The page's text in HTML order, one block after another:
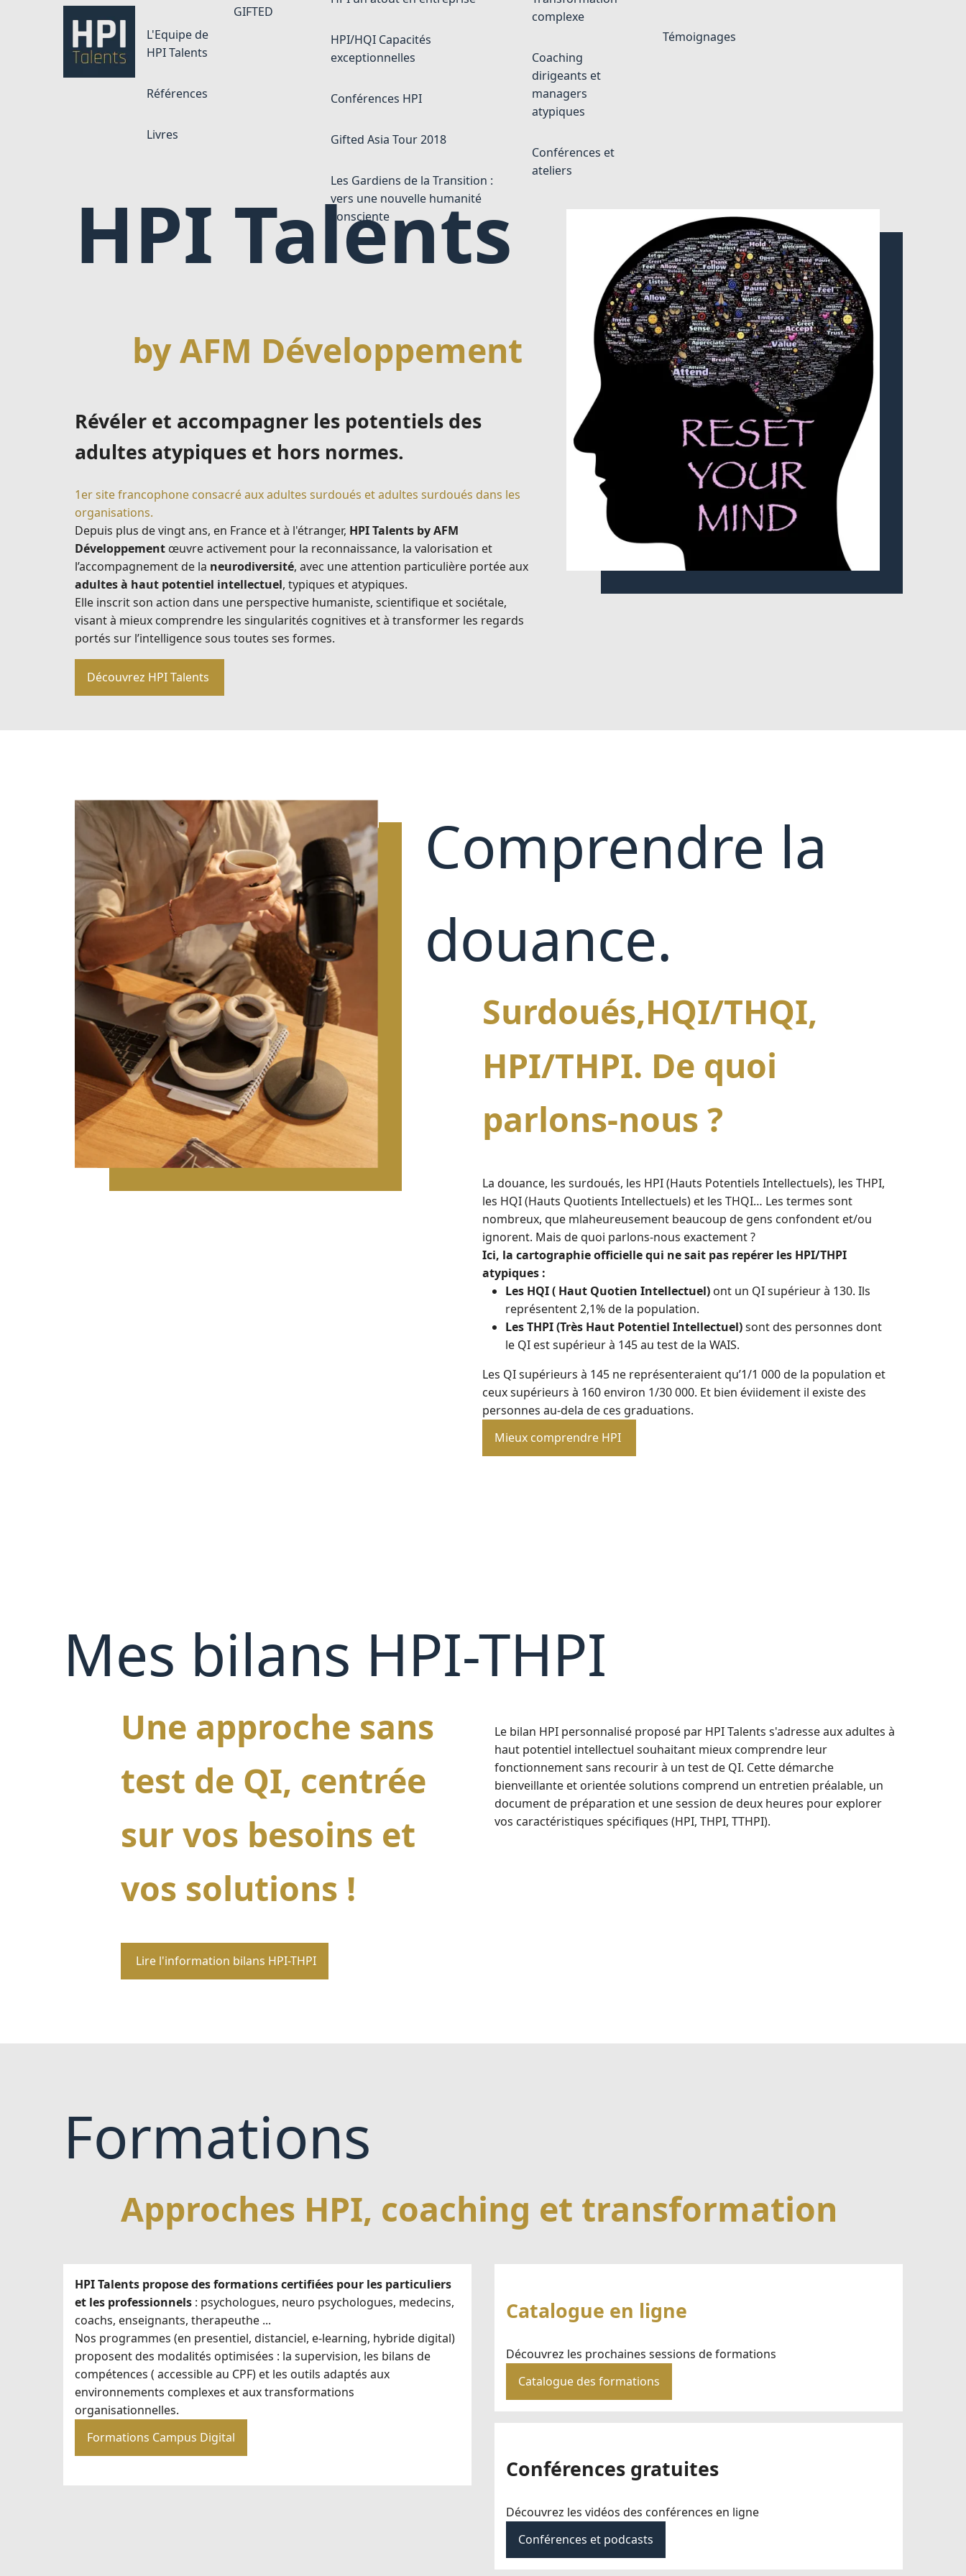
L'Equipe de
HPI Talents
Références
Livres
GIFTED
HPI/HQI Capacités
exceptionnelles
Conférences HPI
Gifted Asia Tour 2018
Les Gardiens de la Transition :
vers une nouvelle humanité
consciente
complexe
Coaching
dirigeants et
managers
atypiques
Conférences et
ateliers
Témoignages
HPI Talents
by AFM Développement
Révéler et accompagner les potentiels des
adultes atypiques et hors normes.
1er site francophone consacré aux adultes surdoués et adultes surdoués dans les
organisations.
Depuis plus de vingt ans, en France et à l'étranger, HPI Talents by AFM
Développementœuvre activement pour la reconnaissance, la valorisation et
l’accompagnement de la neurodiversité, avec une attention particulière portée aux
adultes à haut potentiel intellectuel, typiques et atypiques.
Elle inscrit son action dans une perspective humaniste, scientifique et sociétale,
visant à mieux comprendre les singularités cognitives et à transformer les regards
portés sur l’intelligence sous toutes ses formes.
Découvrez HPI Talents
Comprendre la
douance.
Surdoués,HQI/THQI,
HPI/THPI. De quoi
parlons-nous ?
La douance, les surdoués, les HPI (Hauts Potentiels Intellectuels), les THPI,
les HQI (Hauts Quotients Intellectuels) et les THQI… Les termes sont
nombreux, que mlaheureusement beaucoup de gens confondent et/ou
ignorent. Mais de quoi parlons-nous exactement ?
Ici, la cartographie officielle qui ne sait pas repérer les HPI/THPI
atypiques :
Les HQI ( Haut Quotien Intellectuel)ont un QI supérieur à 130. Ils
représentent 2,1% de la population.
Les THPI (Très Haut Potentiel Intellectuel)sont des personnes dont
le QI est supérieur à 145 au test de la WAIS.
Les QI supérieurs à 145 ne représenteraient qu’1/1 000 de la population et
ceux supérieurs à 160 environ 1/30 000. Et bien éviidement il existe des
personnes au-dela de ces graduations.
Mieux comprendre HPI
Mes bilans HPI-THPI
Une approche sans
test de QI, centrée
sur vos besoins et
vos solutions !
Lire l'information bilans HPI-THPI
Le bilan HPI personnalisé proposé par HPI Talents s'adresse aux adultes à
haut potentiel intellectuel souhaitant mieux comprendre leur
fonctionnement sans recourir à un test de QI. Cette démarche
bienveillante et orientée solutions comprend un entretien préalable, un
document de préparation et une session de deux heures pour explorer
vos caractéristiques spécifiques (HPI, THPI, TTHPI).
Formations
Approches HPI, coaching et transformation
HPI Talents propose des formations certifiées pour les particuliers
et les professionnels : psychologues, neuro psychologues, medecins,
coachs, enseignants, therapeuthe ...
Nos programmes (en presentiel, distanciel, e-learning, hybride digital)
proposent des modalités optimisées : la supervision, les bilans de
compétences ( accessible au CPF) et les outils adaptés aux
environnements complexes et aux transformations
organisationnelles.
Formations Campus Digital
Catalogue en ligne
Découvrez les prochaines sessions de formations
Catalogue des formations
Conférences gratuites
Découvrez les vidéos des conférences en ligne
Conférences et podcasts